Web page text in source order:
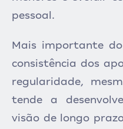
pessoal.
Mais importante
consistência dos
regularidade,
tende a
visão de longo